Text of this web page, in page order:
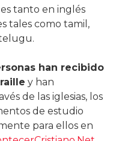
tanto en inglés
tales como tamil,
han recibido
y han
de las iglesias, los
de estudio
para ellos en